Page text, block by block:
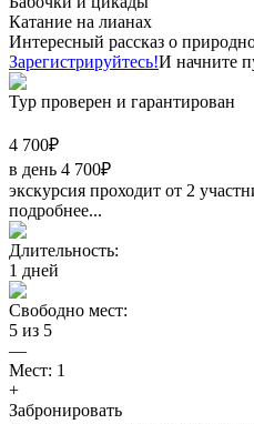
Катание на лианах
Интересный рассказ о
Зарегистрируйтесь!И начните
Тур проверен и гарантирован
4 700₽
в день 4 700₽
экскурсия проходит от 2
подробнее...
Длительность:
1 дней
Свободно мест:
5 из 5
—
Мест: 1
+
Забронировать